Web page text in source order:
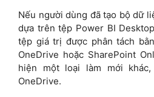
Nếu người dùng đã tạo bộ dữ
dựa trên tệp Power BI
tệp giá trị được phân tách
OneDrive hoặc SharePoint
hiện một loại làm mới
OneDrive.